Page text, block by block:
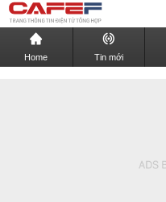
Home Tin mới